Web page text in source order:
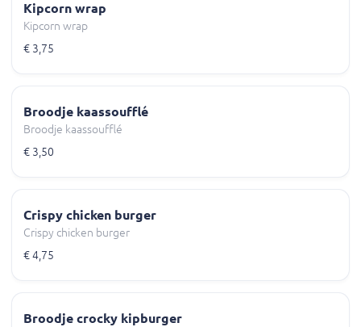
Kipcorn wrap
Kipcorn wrap
€ 3,75
Broodje kaassoufflé
Broodje kaassoufflé
€ 3,50
Crispy chicken burger
Crispy chicken burger
€ 4,75
Broodje crocky kipburger